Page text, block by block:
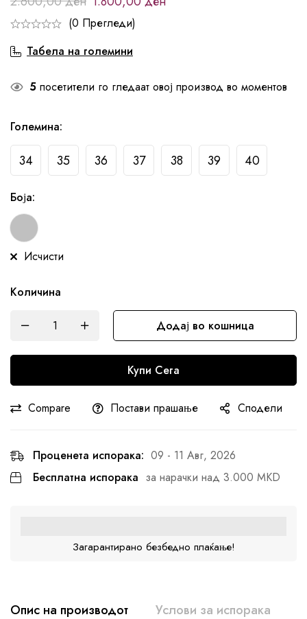
(0 Прегледи)
Табела на големини
5 посетители го гледаат овој производ во моментов
Големина:
34 35 36 37 38 39 40
Боја:
Исчисти
Количина
Додај во кошница
Купи Сега
Compare Постави прашање Сподели
Проценета испорака: 09 - 11 Авг, 2026
Бесплатна испорака за нарачки над 3.000 MKD
Загарантирано безбедно плаќање!
Опис на производот Услови за испорака